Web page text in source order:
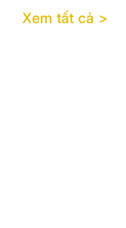
Xem tất cả >